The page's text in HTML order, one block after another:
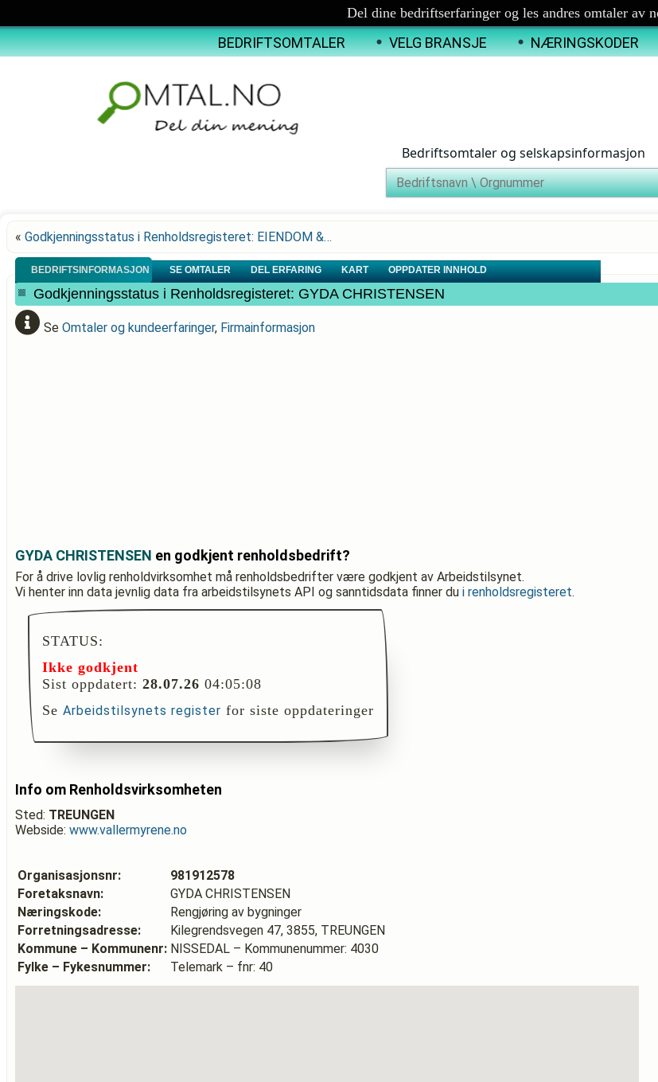
Del dine bedriftserfaringer og les andres omtaler av
BEDRIFTSOMTALER VELG BRANSJE NÆRINGSKODER
Bedriftsomtaler og selskapsinformasjon
« Godkjenningsstatus i Renholdsregisteret: EIENDOM &…
BEDRIFTSINFORMASJON SE OMTALER DEL ERFARING KART OPPDATER INNHOLD
Godkjenningsstatus i Renholdsregisteret: GYDA CHRISTENSEN
Se Omtaler og kundeerfaringer, Firmainformasjon
GYDA CHRISTENSEN en godkjent renholdsbedrift?
For å drive lovlig renholdvirksomhet må renholdsbedrifter være godkjent av Arbeidstilsynet.
Vi henter inn data jevnlig data fra arbeidstilsynets API og sanntidsdata finner du i renholdsregisteret.
STATUS:
Ikke godkjent
Sist oppdatert: 28.07.26 04:05:08
Se Arbeidstilsynets register for siste oppdateringer
Info om Renholdsvirksomheten
Sted: TREUNGEN
Webside: www.vallermyrene.no
Organisasjonsnr:
981912578
Foretaksnavn:
GYDA CHRISTENSEN
Næringskode:
Rengjøring av bygninger
Forretningsadresse:
Kilegrendsvegen 47, 3855, TREUNGEN
Kommune – Kommunenr: NISSEDAL – Kommunenummer: 4030
Fylke – Fykesnummer:
Telemark – fnr: 40